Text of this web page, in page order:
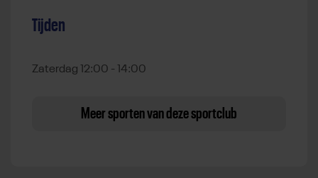
Tijden
Zaterdag 12:00 - 14:00
Meer sporten van deze sportclub